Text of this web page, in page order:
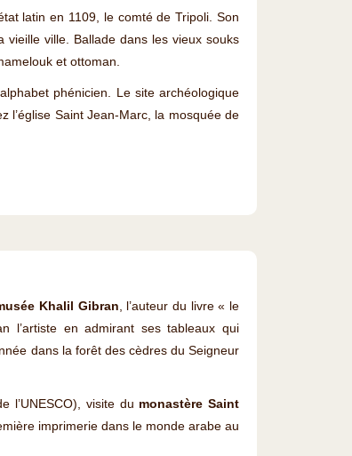
latin en 1109, le comté de Tripoli. Son
ville. Ballade dans les vieux souks
et ottoman.
phénicien. Le site archéologique
l’église Saint Jean-Marc, la mosquée de
Khalil Gibran, l’auteur du livre « le
l’artiste en admirant ses tableaux qui
dans la forêt des cèdres du Seigneur
l’UNESCO), visite du monastère Saint
imprimerie dans le monde arabe au